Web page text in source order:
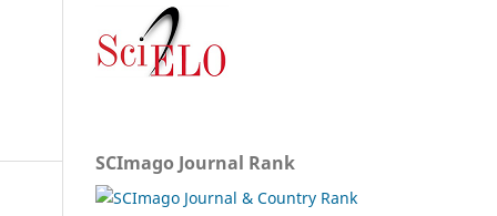
SCImago Journal Rank